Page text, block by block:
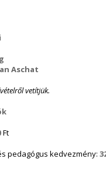
Aschat
vetítjük.
Ft
pedagógus kedvezmény: